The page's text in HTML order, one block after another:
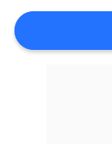
উদ্ধৃতির
জন্য